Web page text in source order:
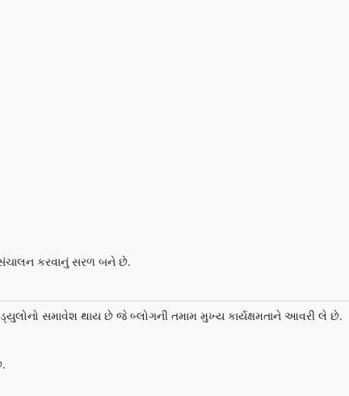
કરવાનું સરળ બને છે.
સમાવેશ થાય છે જે બ્લોગની તમામ મુખ્ય કાર્યક્ષમતાને આવરી લે છે.